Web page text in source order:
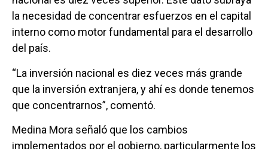
la necesidad de concentrar esfuerzos en el capital
interno como motor fundamental para el desarrollo
del país.
“La inversión nacional es diez veces más grande
que la inversión extranjera, y ahí es donde tenemos
que concentrarnos”, comentó.
Medina Mora señaló que los cambios
implementados por el gobierno, particularmente los